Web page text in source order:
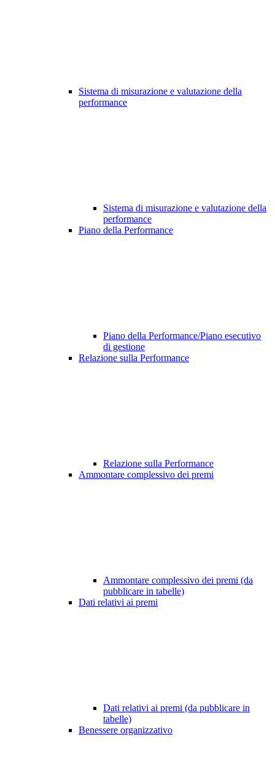
Sistema di misurazione e valutazione della
performance
Sistema di misurazione e valutazione della
performance
Piano della Performance
Piano della Performance/Piano esecutivo
di gestione
Relazione sulla Performance
Relazione sulla Performance
Ammontare complessivo dei premi
Ammontare complessivo dei premi (da
pubblicare in tabelle)
Dati relativi ai premi
Dati relativi ai premi (da pubblicare in
tabelle)
Benessere organizzativo